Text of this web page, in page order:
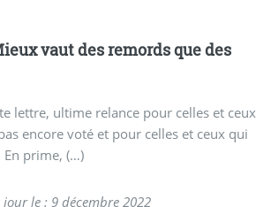
vaut des remords que des
lettre, ultime relance pour celles et ceux
encore voté et pour celles et ceux qui
prime, (…)
le : 9 décembre 2022